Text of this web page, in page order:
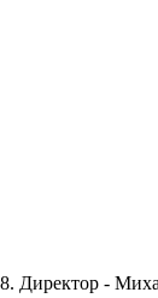
Директор -